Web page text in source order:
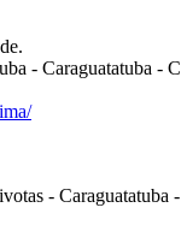
- Caraguatatuba -
- Caraguatatuba